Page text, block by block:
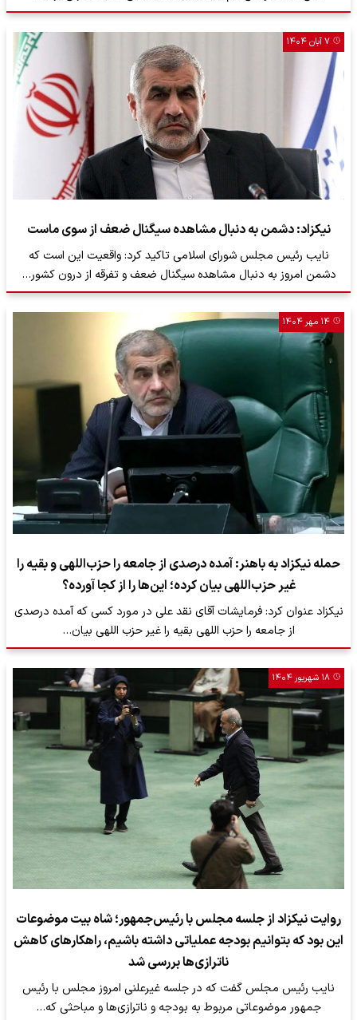
۷ آبان ۱۴۰۴
نیکزاد: دشمن به دنبال مشاهده سیگنال ضعف از سوی ماست
نایب رئیس مجلس شورای اسلامی تاکید کرد: واقعیت این است که
دشمن امروز به دنبال مشاهده سیگنال ضعف و تفرقه از درون کشور…
۱۴ مهر ۱۴۰۴
حمله نیکزاد به باهنر: آمده درصدی از جامعه را حزب‌اللهی و بقیه را
غیر حزب‌اللهی بیان کرده؛ این‌ها را از کجا آورده؟
نیکزاد عنوان کرد: فرمایشات آقای نقد علی در مورد کسی که آمده درصدی
از جامعه را حزب اللهی بقیه را غیر حزب اللهی بیان…
۱۸ شهریور ۱۴۰۴
روایت نیکزاد از جلسه مجلس با رئیس‌جمهور؛ شاه بیت موضوعات
این بود که بتوانیم بودجه عملیاتی داشته باشیم، راهکارهای کاهش
ناترازی‌ها بررسی شد
نایب رئیس مجلس گفت که در جلسه غیرعلنی امروز مجلس با رئیس
جمهور موضوعاتی مربوط به بودجه و ناترازی‌ها و مباحثی که…